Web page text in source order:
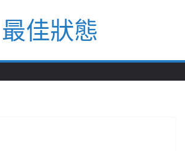
最佳狀態